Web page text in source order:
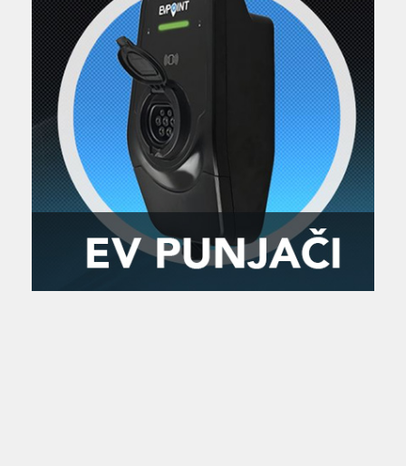
Moto servisi
Impressum
Dario Dinter - Moto TOZ
Igor Kreč - UmPaDrum
Igor Kukec Brmbi
Slaven Gajdek
MTC - Moto Tour Croatia
Moto putopisi
Vikend vožnje
Zanimljivost
Najave i noviteti